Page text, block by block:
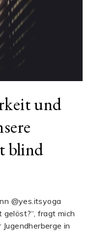
und
blind
@yes.itsyoga
gelöst?“, fragt mich
in